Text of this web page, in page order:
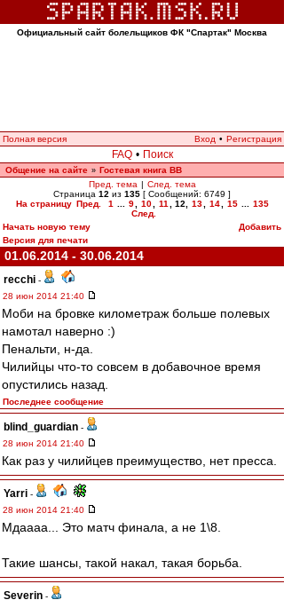
Официальный сайт болельщиков ФК "Спартак" Москва
Полная версия Вход • Регистрация
FAQ • Поиск
Общение на сайте » Гостевая книга ВВ
Пред. тема | След. тема
Страница 12 из 135 [ Сообщений: 6749 ]
На страницу Пред. 1 9 10 11 12 13 14 15
135
След.
Начать новую тему
Добавить
Версия для печати
01.06.2014 - 30.06.2014
recchi -
28 июн 2014 21:40
Моби на бровке километраж больше полевых
намотал наверно :)
Пенальти, н-да.
Чилийцы что-то совсем в добавочное время
опустились назад.
Последнее сообщение
blind_guardian -
28 июн 2014 21:40
Как раз у чилийцев преимущество, нет пресса.
Yarri -
28 июн 2014 21:40
Мдаааа... Это матч финала, а не 1\8.
Такие шансы, такой накал, такая борьба.
Severin -